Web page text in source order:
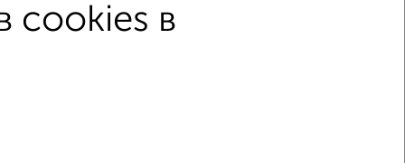
cookies в